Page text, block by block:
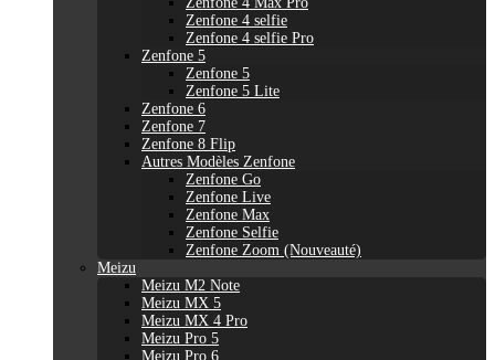
Zenfone 4 selfie
Zenfone 4 selfie Pro
Zenfone 5
Zenfone 5
Zenfone 5 Lite
Zenfone 6
Zenfone 7
Zenfone 8 Flip
Autres Modèles Zenfone
Zenfone Go
Zenfone Live
Zenfone Max
Zenfone Selfie
Zenfone Zoom (Nouveauté)
Meizu
Meizu M2 Note
Meizu MX 5
Meizu MX 4 Pro
Meizu Pro 5
Meizu Pro 6